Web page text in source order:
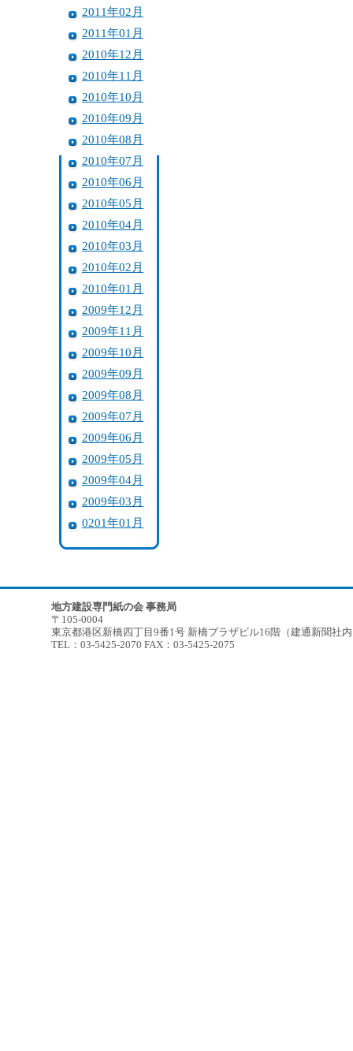
2011年02月
2011年01月
2010年12月
2010年11月
2010年10月
2010年09月
2010年08月
2010年07月
2010年06月
2010年05月
2010年04月
2010年03月
2010年02月
2010年01月
2009年12月
2009年11月
2009年10月
2009年09月
2009年08月
2009年07月
2009年06月
2009年05月
2009年04月
2009年03月
0201年01月
地方建設専門紙の会 事務局
〒105-0004
東京都港区新橋四丁目9番1号 新橋プラザビル16階（建通新聞社
TEL：03-5425-2070 FAX：03-5425-2075